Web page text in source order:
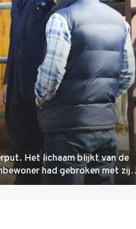
Het lichaam blijkt van de
had gebroken met zijn